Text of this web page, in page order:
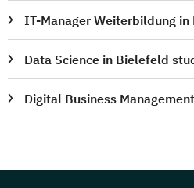
IT-Manager Weiterbildung
Data Science in Bielefeld
Digital Business